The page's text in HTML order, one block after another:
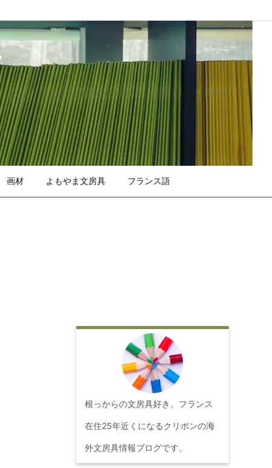
画材 よもやま文房具 フランス語
根っからの文房具好き。フランス
在住25年近くになるクリポンの海
外文房具情報ブログです。